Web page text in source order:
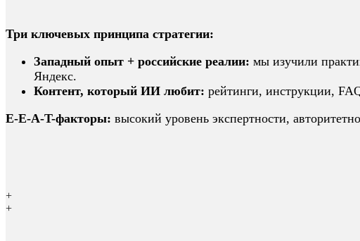
Три ключевых принципа стратегии:
Западный опыт + российские реалии: мы изучили
Яндекс.
Контент, который ИИ любит: рейтинги, инструкции,
E-E-A-T-факторы: высокий уровень экспертности,
+
+